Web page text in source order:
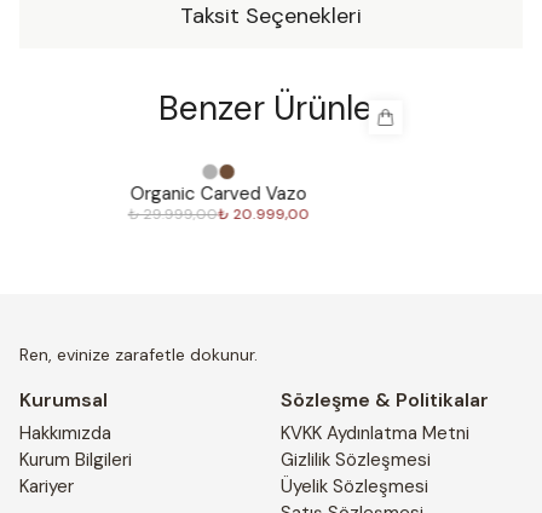
değerli malzeme insan uygarlığı ve kültürel mirası üzerinde
parçalar evinize şıklık katacak. Her parça, en iyi
malzemeler ve işçilik kullanılarak detaylara özen ve
dikkatle yapıldı. Ren’in pirinç serisi, size yıllarca keyif
verecek zamansız bir seçim olacaktır.
Taksit Seçenekleri
Benzer Ürünler
Organic Carved Vazo
₺ 29.999,00₺ 20.999,00
Ren, evinize zarafetle dokunur.
Kurumsal
Hakkımızda
Kurum Bilgileri
Kariyer
Sözleşme & Politikalar
KVKK Aydınlatma Metni
Gizlilik Sözleşmesi
Üyelik Sözleşmesi